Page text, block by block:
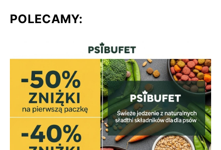
POLECAMY: